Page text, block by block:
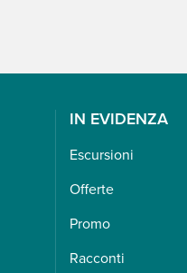
IN EVIDENZA
Escursioni
Offerte
Promo
Racconti